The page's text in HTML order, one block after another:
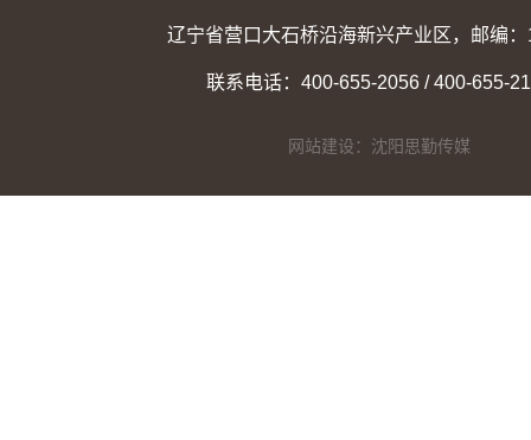
辽宁省营口大石桥沿海新兴产业区，邮编
联系电话：400-655-2056 / 400-655-
网站建设：沈阳思勤传媒